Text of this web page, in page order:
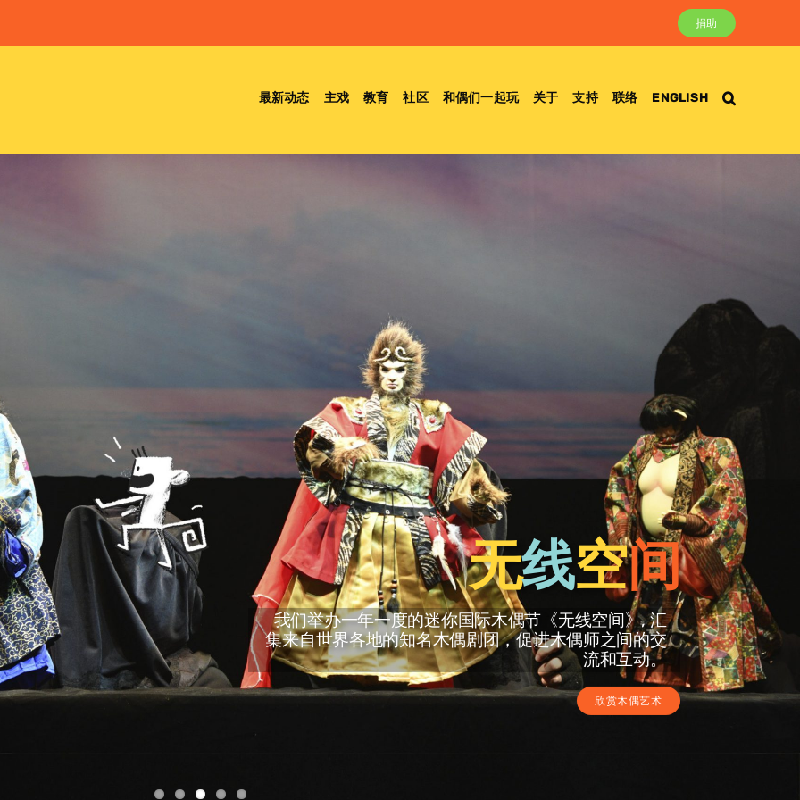
捐助
最新动态 主戏 教育 社区 和偶们一起玩 关于 支持 联络 ENGLISH
无线空间
我们举办一年一度的迷你国际木偶节《无线空间》, 汇
集来自世界各地的知名木偶剧团，促进木偶师之间的交
流和互动。
欣赏木偶艺术